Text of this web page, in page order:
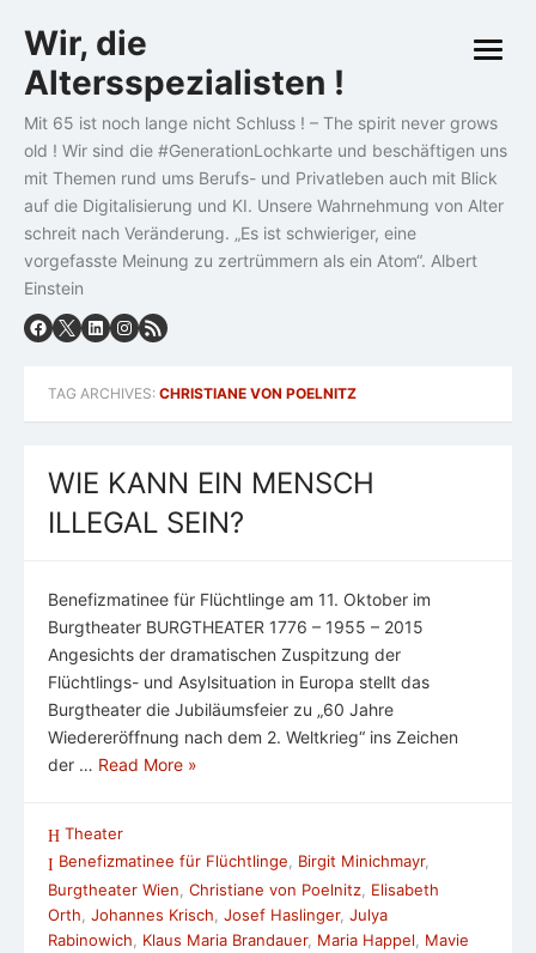
to
content
Wir, die
Altersspezialisten !
Mit 65 ist noch lange nicht Schluss ! – The spirit never grows
old ! Wir sind die #GenerationLochkarte und beschäftigen uns
mit Themen rund ums Berufs- und Privatleben auch mit Blick
auf die Digitalisierung und KI. Unsere Wahrnehmung von Alter
schreit nach Veränderung. „Es ist schwieriger, eine
vorgefasste Meinung zu zertrümmern als ein Atom“. Albert
Einstein
open
TAG ARCHIVES: CHRISTIANE VON POELNITZ
WIE KANN EIN MENSCH
ILLEGAL SEIN?
Benefizmatinee für Flüchtlinge am 11. Oktober im
Burgtheater BURGTHEATER 1776 – 1955 – 2015
Angesichts der dramatischen Zuspitzung der
Flüchtlings- und Asylsituation in Europa stellt das
Burgtheater die Jubiläumsfeier zu „60 Jahre
Wiedereröffnung nach dem 2. Weltkrieg“ ins Zeichen
der … Read More »
Theater
Benefizmatinee für Flüchtlinge, Birgit Minichmayr,
Burgtheater Wien Christiane von Poelnitz Elisabeth
Orth Johannes Krisch Josef Haslinger, Julya
Rabinowich
Klaus Maria Brandauer, Maria Happel
Mavie